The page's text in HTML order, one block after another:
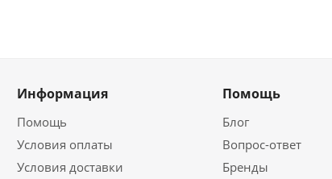
Информация
Помощь
Условия оплаты
Условия доставки
Помощь
Блог
Вопрос-ответ
Бренды